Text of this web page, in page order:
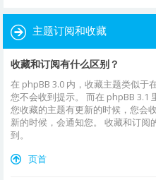
主题订阅和收藏
收藏和订阅有什么区别？
在 phpBB 3.0 内，收藏主题类似于
您不会收到提示。 而在 phpBB 3.1
您收藏的主题有更新的时候，您会
新的时候，会通知您。 收藏和订
到。
页首